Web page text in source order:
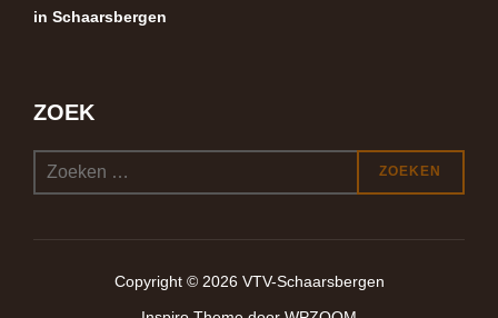
in Schaarsbergen
ZOEK
Zoek
ZOEKEN
Copyright © 2026 VTV-Schaarsbergen